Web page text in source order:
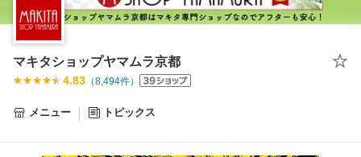
マキタショップヤマムラ京都
4.83 （8,494件）
メニュー トピックス